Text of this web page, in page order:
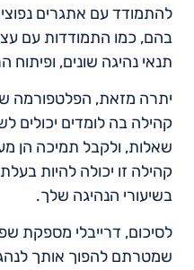
להתמודד עם אתגרים
בהם, כמו התמודדות עם
תנאי נהיגה שונים, ופיתוח
יתרה מזאת, הפלטפורמה
קהילה בה לומדים יכולים
שאלות, ולקבל תמיכה הן
קהילה זו יכולה להיות
בשיעורי הנהיגה שלך.
לסיכום, דרייבלי מספקת
שמטרתם להפוך אותך לנהג